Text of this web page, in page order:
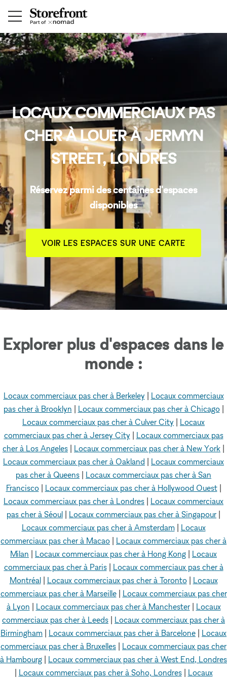
LOCAUX COMMERCIAUX PAS
CHER À LOUER À JERMYN
STREET, LONDRES
Réservez parmi des centaines d'espaces
disponibles
VOIR LES ESPACES SUR UNE CARTE
Explorer plus d'espaces dans le
monde :
Locaux commerciaux pas cher à Berkeley
Locaux commerciaux
pas cher à Brooklyn
Locaux commerciaux pas cher à Chicago|
Locaux commerciaux pas cher à Culver City
Locaux
commerciaux pas cher à Jersey City
Locaux commerciaux pas
cher à Los Angeles
Locaux commerciaux pas cher à New York
Locaux commerciaux pas cher à Oakland
Locaux commerciaux
pas cher à Queens
Locaux commerciaux pas cher à San
Francisco| Locaux commerciaux pas cher à Hollywood Ouest|
Locaux commerciaux pas cher à Londres
Locaux commerciaux
pas cher à Séoul
Locaux commerciaux pas cher à Singapour
Locaux commerciaux pas cher à Amsterdam| Locaux
commerciaux pas cher à Macao
Locaux commerciaux pas cher à
Milan
Locaux commerciaux pas cher à Hong Kong
Locaux
commerciaux pas cher à Paris| Locaux commerciaux pas cher à
Montréal| Locaux commerciaux pas cher à Toronto| Locaux
commerciaux pas cher à Marseille| Locaux commerciaux pas cher
à Lyon
Locaux commerciaux pas cher à Manchester| Locaux
commerciaux pas cher à Leeds
Locaux commerciaux pas cher à
Birmingham
Locaux commerciaux pas cher à Barcelone
Locaux
commerciaux pas cher à Bruxelles
Locaux commerciaux pas cher
à Hambourg
Locaux commerciaux pas cher à West End, Londres
Locaux commerciaux pas cher à Soho, Londres| Locaux